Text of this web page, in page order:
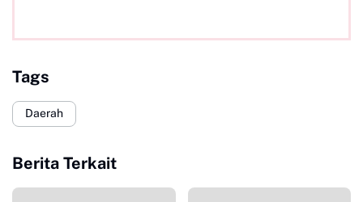
Tags
Daerah
Berita Terkait